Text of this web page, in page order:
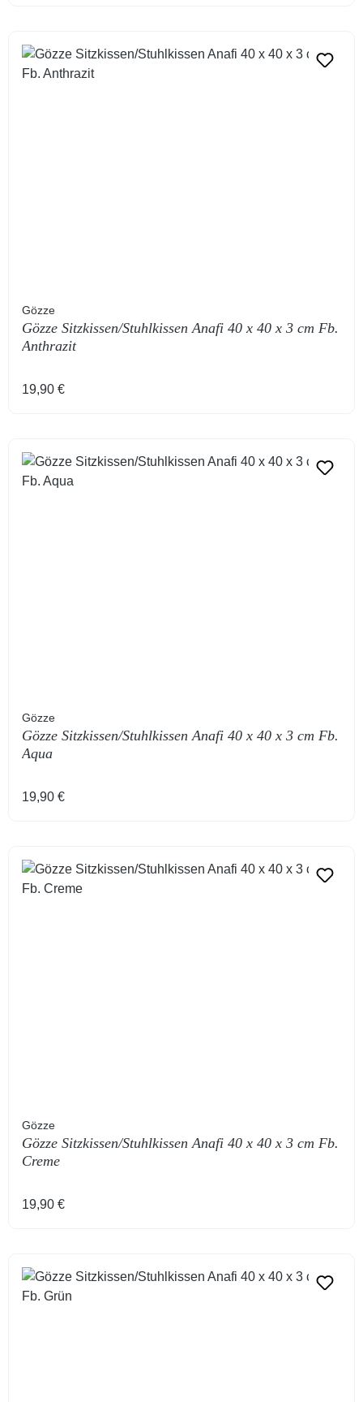
Gözze
Gözze Sitzkissen/Stuhlkissen Anafi 40 x 40 x 3 cm Fb.
Anthrazit
Regulärer Preis:
19,90 €
Gözze
Gözze Sitzkissen/Stuhlkissen Anafi 40 x 40 x 3 cm Fb.
Aqua
Regulärer Preis:
19,90 €
Gözze
Gözze Sitzkissen/Stuhlkissen Anafi 40 x 40 x 3 cm Fb.
Creme
Regulärer Preis:
19,90 €